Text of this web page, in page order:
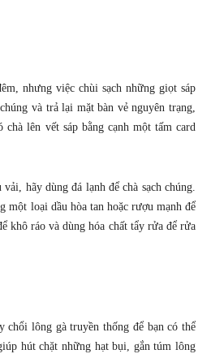
nhưng việc chùi sạch những giọt sáp
và trả lại mặt bàn vẻ nguyên trạng,
lên vết sáp bằng cạnh một tấm card
hãy dùng đá lạnh để chà sạch chúng.
một loại dầu hòa tan hoặc rượu mạnh để
khô ráo và dùng hóa chất tẩy rửa để rửa
chổi lông gà truyền thống để bạn có thể
hút chặt những hạt bụi, gắn túm lông